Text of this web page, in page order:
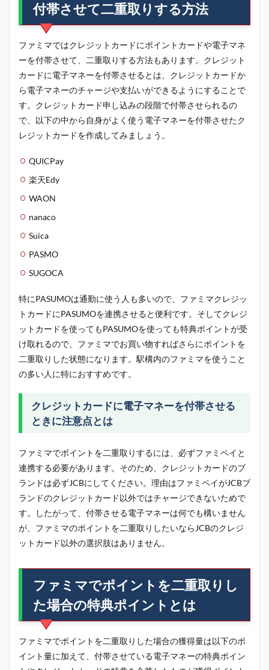
付帯させて二重取りする方法
ファミマではクレジットカードにポイントカードや電子マネ
ーを付帯させて、二重取りする方法もあります。クレジット
カードに電子マネーを付帯させるとは、クレジットカードか
ら電子マネーのチャージや支払いができるようにすることで
す。クレジットカード申し込みの段階で付帯させられるの
で、以下の中から自身がよく使う電子マネーを付帯させたク
レジットカードを作成してみましょう。
QUICPay
楽天Edy
WAON
nanaco
Suica
PASMO
SUGOCA
特にPASUMOは通勤に使う人も多いので、ファミマクレジッ
トカードにPASUMOを連携させると便利です。そしてクレジ
ットカードを使ってもPASUMOを使っても特典ポイントが受
け取れるので、ファミマでお買い物すればさらにポイントを
二重取りした状態になります。駅構内のファミマを使うこと
の多い人に特におすすめです。
クレジットカードに電子マネーを付帯させる
ときに注意点とは
ファミマでポイントを二重取りするには、必ずファミペイと
連携する必要があります。そのため、クレジットカードのブ
ランドは必ずJCBにしてください。理由はファミペイがJCBブ
ランドのクレジットカード以外ではチャージできないためで
す。したがって、付帯させる電子マネーは何でも構いません
が、ファミマのポイントを二重取りしたいならJCBのクレジ
ットカード以外の選択肢はありません。
ファミマでポイントを二重取りし
た場合の特典ポイントとは
ファミマでポイントを二重取りした場合の獲得量は以下のポ
イント量に加えて、付帯させている電子マネーの特典ポイン